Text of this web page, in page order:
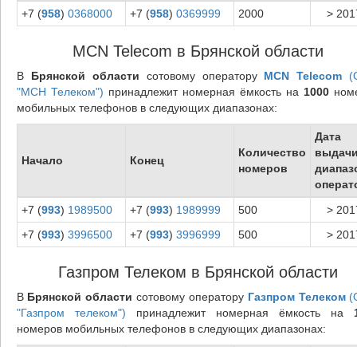
+7 (958) 0368000 +7 (958) 0369999 2000 >
MCN Telecom в Брянской области
В Брянской области сотовому оператору MCN Telecom
"МСН Телеком") принадлежит номерная ёмкость на 1000
мобильных телефонов в следующих диапазонах:
Начало Конец
Количество
номеров
Дата
+7 (993) 1989500 +7 (993) 1989999 500
>
+7 (993) 3996500 +7 (993) 3996999 500 >
Газпром Телеком в Брянской области
В Брянской области сотовому оператору Газпром Телеком
"Газпром телеком") принадлежит номерная ёмкость на
номеров мобильных телефонов в следующих диапазонах: